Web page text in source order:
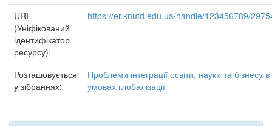
URI
(Уніфікований
ідентифікатор
ресурсу):
https://er.knutd.edu.ua/handle/123456789/
Розташовується
у зібраннях:
Проблеми інтеграції освіти, науки та бізнесу в
умовах глобалізації